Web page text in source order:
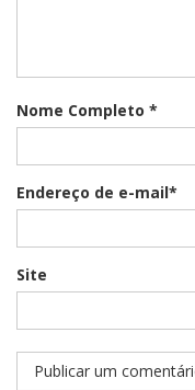
Nome Completo *
Endereço de e-mail*
Site